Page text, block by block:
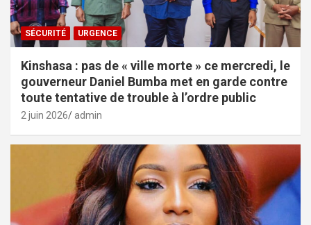
SÉCURITÉ URGENCE
Kinshasa : pas de « ville morte » ce mercredi, le
gouverneur Daniel Bumba met en garde contre
toute tentative de trouble à l’ordre public
2 juin 2026 admin